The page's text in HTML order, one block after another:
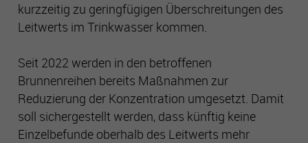
kurzzeitig zu geringfügigen Überschreitungen des
Leitwerts im Trinkwasser kommen.
Seit 2022 werden in den betroffenen
Brunnenreihen bereits Maßnahmen zur
Reduzierung der Konzentration umgesetzt. Damit
soll sichergestellt werden, dass künftig keine
Einzelbefunde oberhalb des Leitwerts mehr